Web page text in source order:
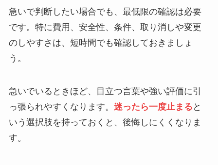
急いで判断したい場合でも、最低限の確認は必要
です。特に費用、安全性、条件、取り消しや変更
のしやすさは、短時間でも確認しておきましょ
う。
急いでいるときほど、目立つ言葉や強い評価に引
っ張られやすくなります。 迷ったら一度止まる と
いう選択肢を持っておくと、後悔しにくくなりま
す。